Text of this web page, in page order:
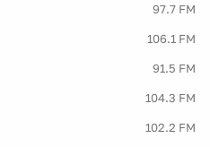
97.7 FM
106.1 FM
91.5 FM
104.3 FM
102.2 FM